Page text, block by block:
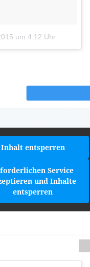
um 4:12 Uhr
Inhalt entsperren
Service
und Inhalte
entsperren